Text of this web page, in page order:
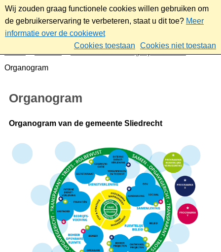
Wij zouden graag functionele cookies willen gebruiken om
de gebruikerservaring te verbeteren, staat u dit toe? Meer
informatie over de cookiewet
Cookies toestaan
Cookies niet toestaan
Gemeenteraad/Dagelijks bestuur
Organogram
Organogram
Organogram van de gemeente Sliedrecht